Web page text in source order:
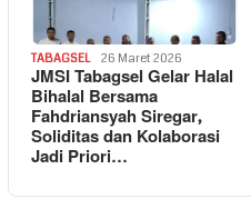
TABAGSEL 26 Maret 2026
JMSI Tabagsel Gelar Halal
Bihalal Bersama
Fahdriansyah Siregar,
Soliditas dan Kolaborasi
Jadi Priori…